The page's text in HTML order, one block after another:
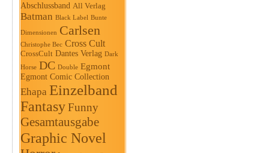
Abschlussband All Verlag
Batman Black Label Bunte
Dimensionen Carlsen
Christophe Bec Cross Cult
CrossCult Dantes Verlag Dark
Horse DC Double Egmont
Egmont Comic Collection
Ehapa Einzelband
FantasyFunny
Gesamtausgabe
Graphic Novel